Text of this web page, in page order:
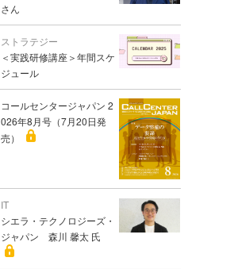
さん
ストラテジー
＜実践研修講座＞年間スケ
ジュール
コールセンタージャパン 2
026年8月号（7月20日発
売）
IT
シエラ・テクノロジーズ・
ジャパン 森川 馨太 氏